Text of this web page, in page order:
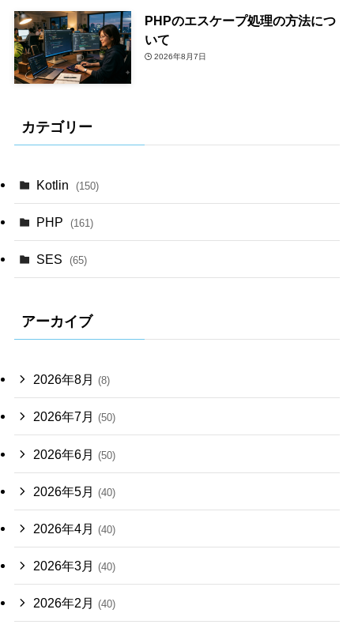
PHPのエスケープ処理の方法につ
いて
2026年8月7日
カテゴリー
Kotlin (150)
PHP (161)
SES (65)
アーカイブ
2026年8月 (8)
2026年7月 (50)
2026年6月 (50)
2026年5月 (40)
2026年4月 (40)
2026年3月 (40)
2026年2月 (40)